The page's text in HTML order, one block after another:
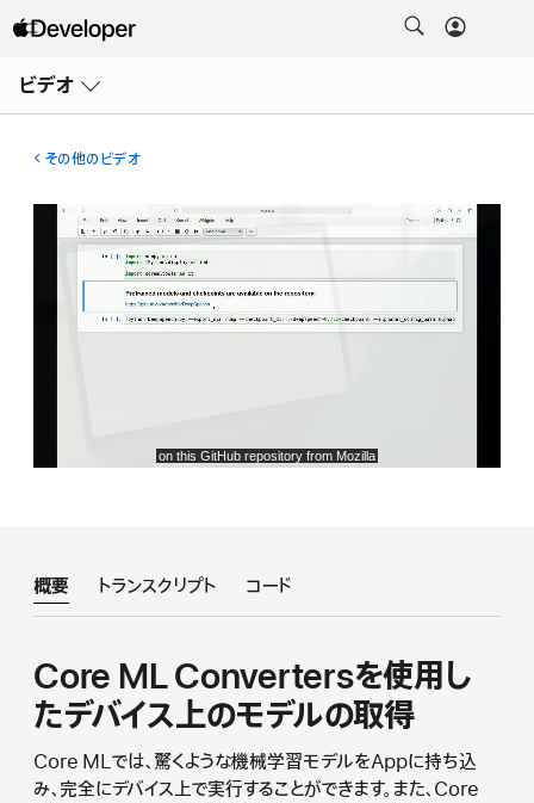
ビデオ
ー
その他のビデオ
概要 トランスクリプト コード
Core ML Convertersを使用し
たデバイス上のモデルの取得
Core MLでは、驚くような機械学習モデルをAppに持ち込
み、完全にデバイス上で実行することができます。また、Core